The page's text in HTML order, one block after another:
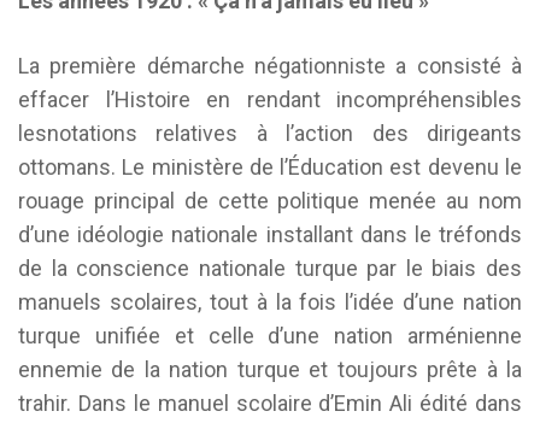
La première démarche négationniste a consisté à
effacer l’Histoire en rendant incompréhensibles
lesnotations relatives à l’action des dirigeants
ottomans. Le ministère de l’Éducation est devenu le
rouage principal de cette politique menée au nom
d’une idéologie nationale installant dans le tréfonds
de la conscience nationale turque par le biais des
manuels scolaires, tout à la fois l’idée d’une nation
turque unifiée et celle d’une nation arménienne
ennemie de la nation turque et toujours prête à la
trahir. Dans le manuel scolaire d’Emin Ali édité dans